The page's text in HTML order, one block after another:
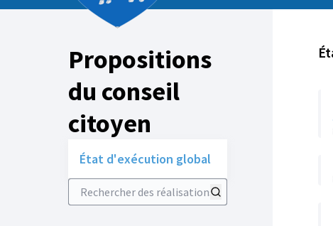
Propositions
du conseil
citoyen
État d'exécution global
Rechercher des réalisations